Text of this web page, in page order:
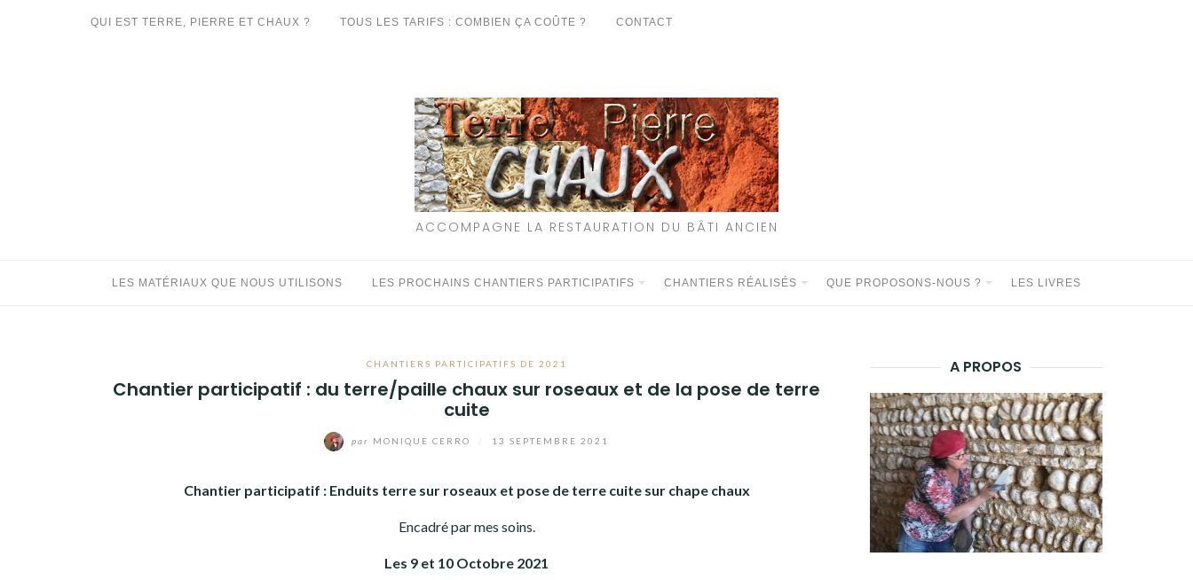
QUI EST TERRE, PIERRE ET CHAUX ? TOUS LES TARIFS : COMBIEN ÇA COÛTE ? CONTACT
ACCOMPAGNE LA RESTAURATION DU BÂTI ANCIEN
LES MATÉRIAUX QUE NOUS UTILISONS LES PROCHAINS CHANTIERS PARTICIPATIFS CHANTIERS RÉALISÉS QUE PROPOSONS-NOUS ? LES LIVRES
CHANTIERS PARTICIPATIFS DE 2021
Chantier participatif : du terre/paille chaux sur roseaux et de la pose de terre
cuite
par MONIQUE CERRO 13 SEPTEMBRE 2021
Chantier participatif : Enduits terre sur roseaux et pose de terre cuite sur chape chaux
Encadré par mes soins.
Les 9 et 10 Octobre 2021
A PROPOS